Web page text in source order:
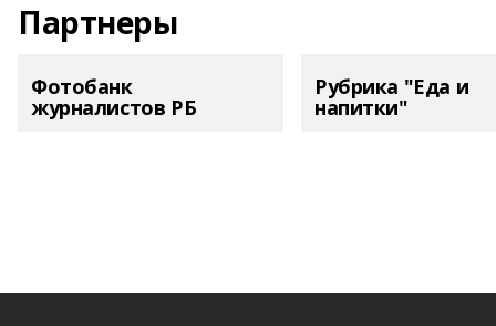
Партнеры
Фотобанк
журналистов РБ
Рубрика "Еда и
напитки"